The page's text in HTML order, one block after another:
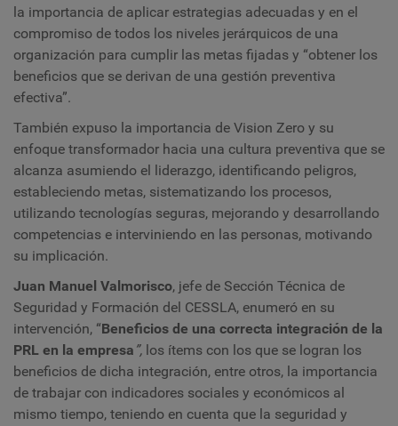
la importancia de aplicar estrategias adecuadas y en el
compromiso de todos los niveles jerárquicos de una
organización para cumplir las metas fijadas y “obtener los
beneficios que se derivan de una gestión preventiva
efectiva”.
También expuso la importancia de Vision Zero y su
enfoque transformador hacia una cultura preventiva que se
alcanza asumiendo el liderazgo, identificando peligros,
estableciendo metas, sistematizando los procesos,
utilizando tecnologías seguras, mejorando y desarrollando
competencias e interviniendo en las personas, motivando
su implicación.
Juan Manuel Valmorisco, jefe de Sección Técnica de
Seguridad y Formación del CESSLA, enumeró en su
intervención, “Beneficios de una correcta integración de la
PRL en la empresa ”, los ítems con los que se logran los
beneficios de dicha integración, entre otros, la importancia
de trabajar con indicadores sociales y económicos al
mismo tiempo, teniendo en cuenta que la seguridad y